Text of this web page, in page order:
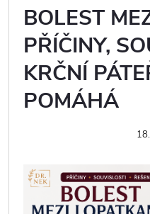
BOLEST
PŘÍČINY,
KRČNÍ
POMÁHÁ